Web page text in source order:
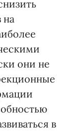
на
они не
в